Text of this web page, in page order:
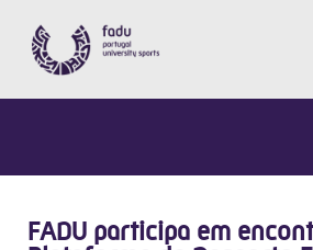
FADU participa em